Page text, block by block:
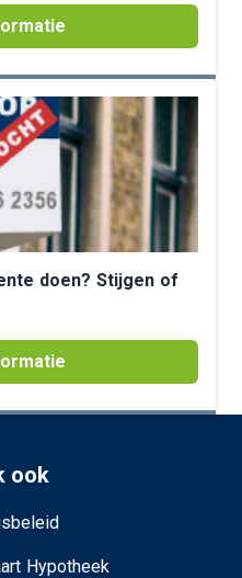
doen? Stijgen of
ook
Hypotheek